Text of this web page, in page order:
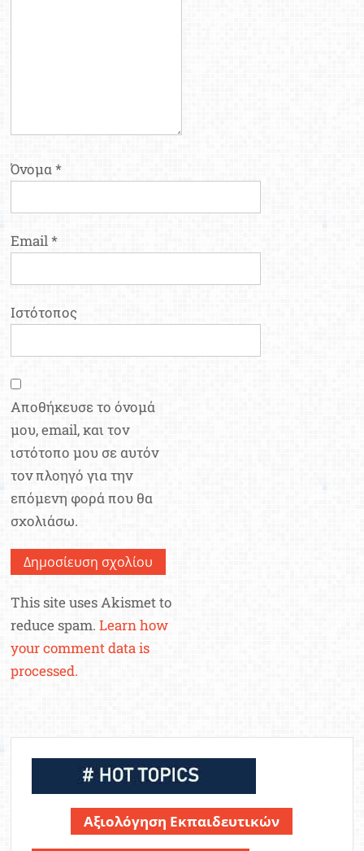
Όνομα*
Email*
Ιστότοπος
Αποθήκευσε το όνομά
μου, email, και τον
ιστότοπο μου σε αυτόν
τον πλοηγό για την
επόμενη φορά που θα
σχολιάσω.
This site uses Akismet to
reduce spam.Learn how
your comment data is
processed.
Αξιολόγηση Εκπαιδευτικών